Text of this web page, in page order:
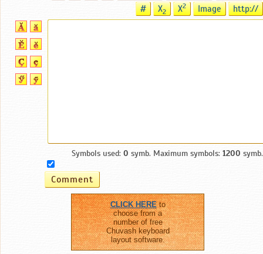
#
X2 X2 Image http://
Symbols used: 0 symb. Maximum symbols: 1200 symb.
CLICK HEREto
choose from a
number of free
Chuvash keyboard
layout software.